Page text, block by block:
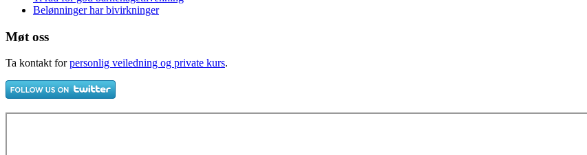
Belønninger har bivirkninger
Møt oss
Ta kontakt forpersonlig veiledning og private kurs.